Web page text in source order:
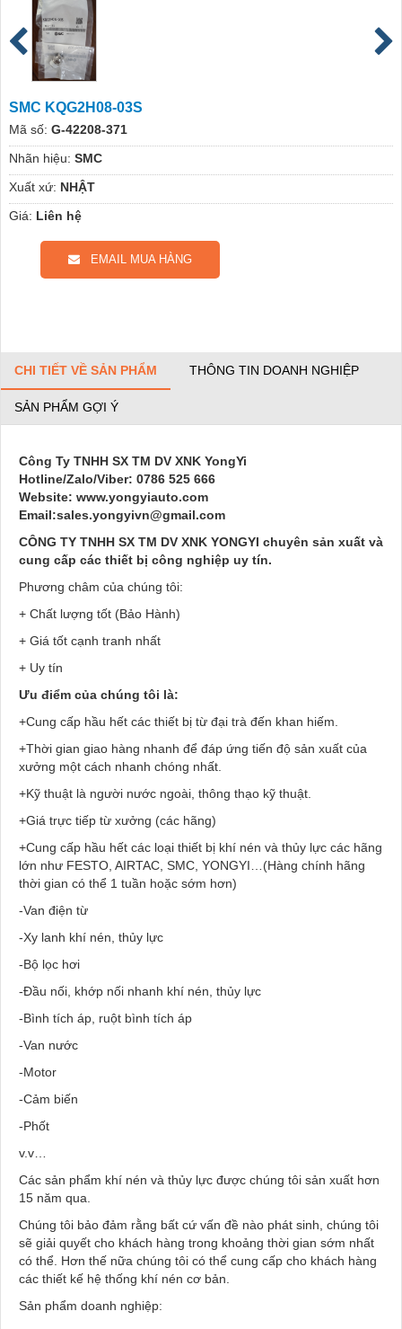
SMC KQG2H08-03S
Mã số: G-42208-371
Nhãn hiệu: SMC
Xuất xứ: NHẬT
Giá: Liên hệ
EMAIL MUA HÀNG
CHI TIẾT VỀ SẢN PHẨM THÔNG TIN DOANH NGHIỆP
SẢN PHẨM GỢI Ý
Công Ty TNHH SX TM DV XNK YongYi
Hotline/Zalo/Viber: 0786 525 666
Website: www.yongyiauto.com
Email:sales.yongyivn@gmail.com
CÔNG TY TNHH SX TM DV XNK YONGYI chuyên sản xuất và
cung cấp các thiết bị công nghiệp uy tín.
Phương châm của chúng tôi:
+ Chất lượng tốt (Bảo Hành)
+ Giá tốt cạnh tranh nhất
+ Uy tín
Ưu điểm của chúng tôi là:
+Cung cấp hầu hết các thiết bị từ đại trà đến khan hiếm.
+Thời gian giao hàng nhanh để đáp ứng tiến độ sản xuất của
xưởng một cách nhanh chóng nhất.
+Kỹ thuật là người nước ngoài, thông thạo kỹ thuật.
+Giá trực tiếp từ xưởng (các hãng)
+Cung cấp hầu hết các loại thiết bị khí nén và thủy lực các hãng
lớn như FESTO, AIRTAC, SMC, YONGYI…(Hàng chính hãng
thời gian có thể 1 tuần hoặc sớm hơn)
-Van điện từ
-Xy lanh khí nén, thủy lực
-Bộ lọc hơi
-Đầu nối, khớp nối nhanh khí nén, thủy lực
-Bình tích áp, ruột bình tích áp
-Van nước
-Motor
-Cảm biến
-Phốt
v.v…
Các sản phẩm khí nén và thủy lực được chúng tôi sản xuất hơn
15 năm qua.
Chúng tôi bảo đảm rằng bất cứ vấn đề nào phát sinh, chúng tôi
sẽ giải quyết cho khách hàng trong khoảng thời gian sớm nhất
có thể. Hơn thế nữa chúng tôi có thể cung cấp cho khách hàng
các thiết kế hệ thống khí nén cơ bản.
Sản phẩm doanh nghiệp: